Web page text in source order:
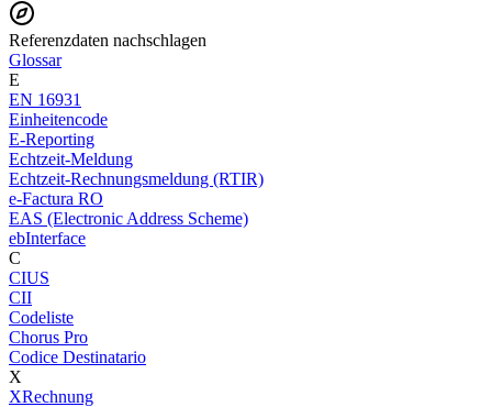
Referenzdaten nachschlagen
Glossar
E
EN 16931
Einheitencode
E-Reporting
Echtzeit-Meldung
Echtzeit-Rechnungsmeldung (RTIR)
e-Factura RO
EAS (Electronic Address Scheme)
ebInterface
C
CIUS
CII
Codeliste
Chorus Pro
Codice Destinatario
X
XRechnung